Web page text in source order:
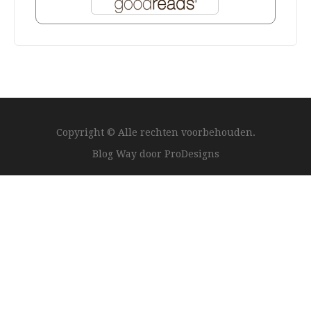
Copyright © Alle rechten voorbehouden.
Blog Way door ProDesigns